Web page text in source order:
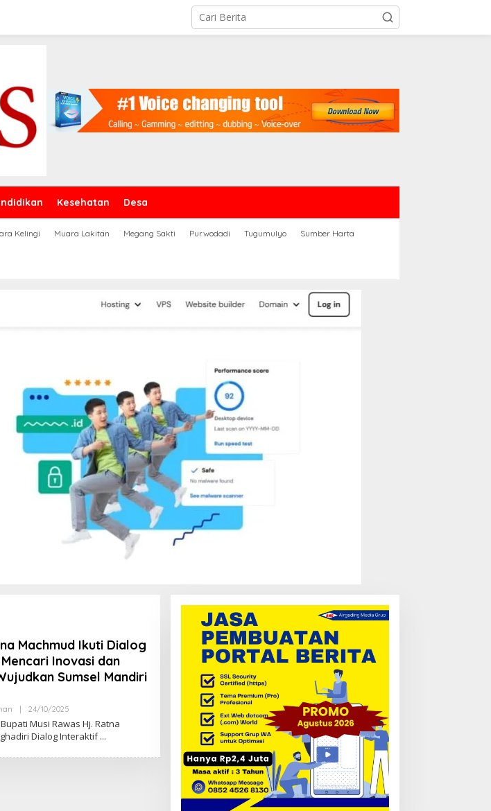
Kesehatan Desa
Kelingi Muara Lakitan Megang Sakti Purwodadi Tugumulyo Sumber Harta
Machmud Ikuti Dialog
Inovasi dan
Sumsel Mandiri
24/10/2025
E
H
D
Bupati Musi Rawas Hj. Ratna
Dialog Interaktif